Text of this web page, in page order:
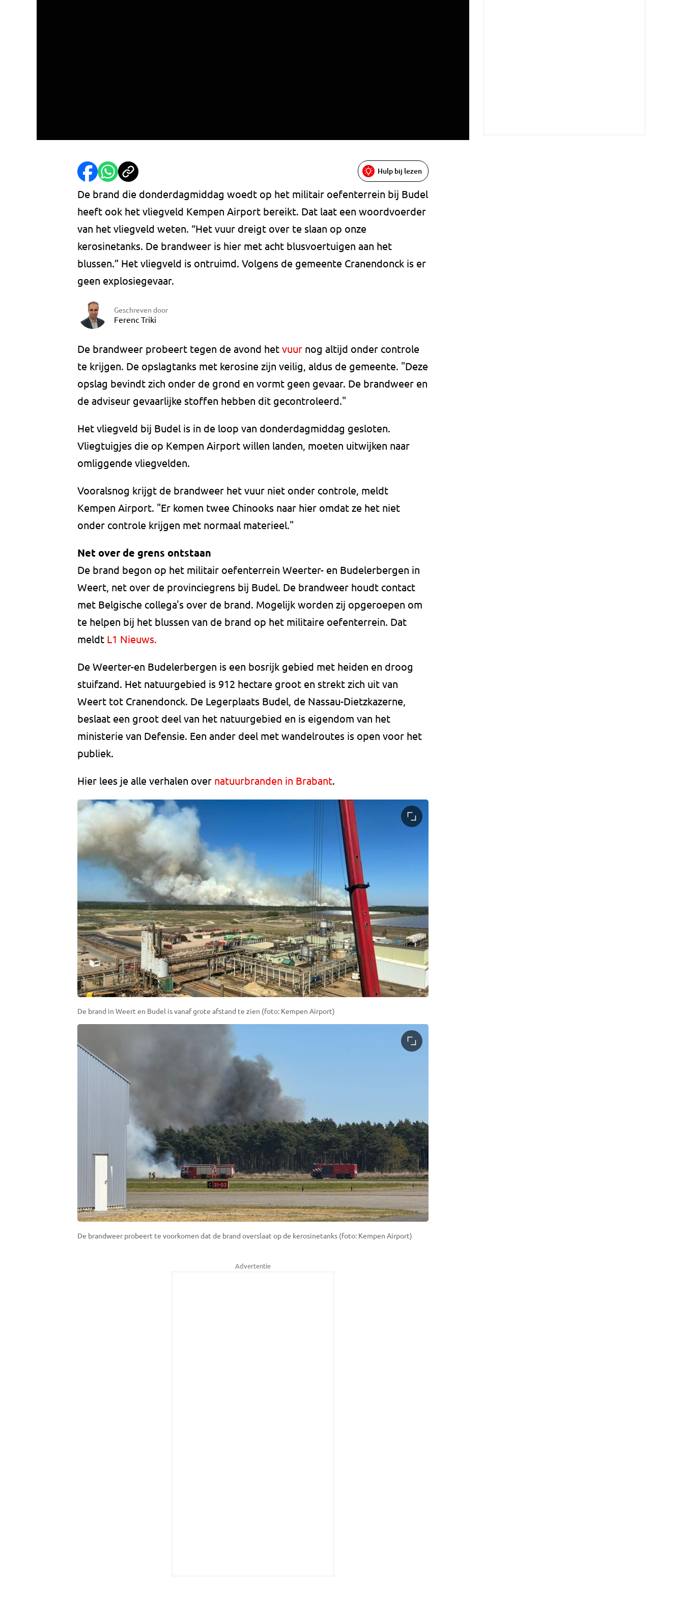
Hulp bij lezen
De brand die donderdagmiddag woedt op het militair oefenterrein bij Budel
heeft ook het vliegveld Kempen Airport bereikt. Dat laat een woordvoerder
van het vliegveld weten. “Het vuur dreigt over te slaan op onze
kerosinetanks. De brandweer is hier met acht blusvoertuigen aan het
blussen.” Het vliegveld is ontruimd. Volgens de gemeente Cranendonck is er
geen explosiegevaar.
Geschreven door
Ferenc Triki
De brandweer probeert tegen de avond het vuur nog altijd onder controle
te krijgen. De opslagtanks met kerosine zijn veilig, aldus de gemeente. "Deze
opslag bevindt zich onder de grond en vormt geen gevaar. De brandweer en
de adviseur gevaarlijke stoffen hebben dit gecontroleerd."
Het vliegveld bij Budel is in de loop van donderdagmiddag gesloten.
Vliegtuigjes die op Kempen Airport willen landen, moeten uitwijken naar
omliggende vliegvelden.
Vooralsnog krijgt de brandweer het vuur niet onder controle, meldt
Kempen Airport. "Er komen twee Chinooks naar hier omdat ze het niet
onder controle krijgen met normaal materieel."
Net over de grens ontstaan
De brand begon op het militair oefenterrein Weerter- en Budelerbergen in
Weert, net over de provinciegrens bij Budel. De brandweer houdt contact
met Belgische collega's over de brand. Mogelijk worden zij opgeroepen om
te helpen bij het blussen van de brand op het militaire oefenterrein. Dat
meldt L1 Nieuws.
De Weerter-en Budelerbergen is een bosrijk gebied met heiden en droog
stuifzand. Het natuurgebied is 912 hectare groot en strekt zich uit van
Weert tot Cranendonck. De Legerplaats Budel, de Nassau-Dietzkazerne,
beslaat een groot deel van het natuurgebied en is eigendom van het
ministerie van Defensie. Een ander deel met wandelroutes is open voor het
publiek.
Hier lees je alle verhalen over natuurbranden in Brabant.
De brand in Weert en Budel is vanaf grote afstand te zien (foto: Kempen Airport)
De brandweer probeert te voorkomen dat de brand overslaat op de kerosinetanks (foto: Kempen Airport)
Advertentie